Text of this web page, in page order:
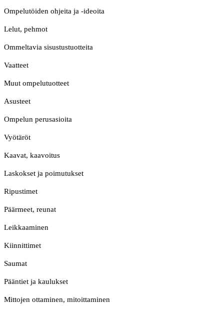
Ompelutöiden ohjeita ja -ideoita
Lelut, pehmot
Ommeltavia sisustustuotteita
Vaatteet
Muut ompelutuotteet
Asusteet
Ompelun perusasioita
Vyötäröt
Kaavat, kaavoitus
Laskokset ja poimutukset
Ripustimet
Päärmeet, reunat
Leikkaaminen
Kiinnittimet
Saumat
Pääntiet ja kaulukset
Mittojen ottaminen, mitoittaminen